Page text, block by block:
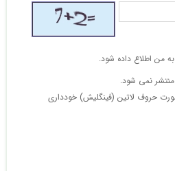
به من اطلاع داده شود.
نمی شود.
حروف لاتین (فینگلیش) خودداری